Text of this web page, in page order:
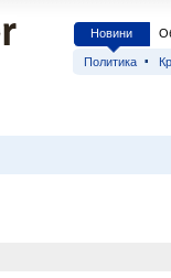
Новини
Политика